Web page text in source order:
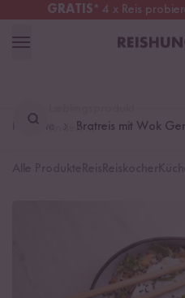
GRATIS* 4 x Reis
Schweiz
finden ...
Rezepte Bratreis mit Wok